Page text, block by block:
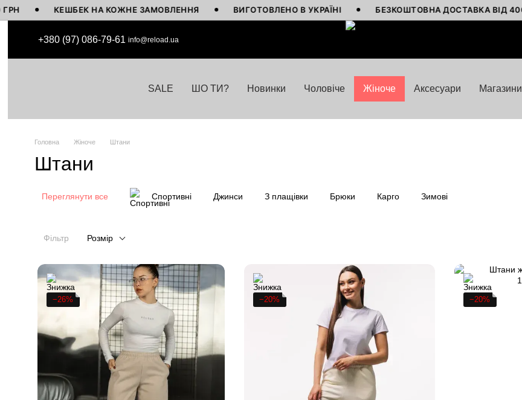
КЕШБЕК НА КОЖНЕ ЗАМОВЛЕННЯ ВИГОТОВЛЕНО В УКРАЇНІ БЕЗКОШТОВНА ДОСТАВКА ВІД 4000 ГРН
+380 (97) 086-79-61 info@reload.ua
SALE ШО ТИ? Новинки Чоловіче Жіноче Аксесуари Магазини
Головна Жіноче Штани
Штани
Переглянути все Спортивні Джинси З плащівки Брюки Карго Зимові
Фільтр Розмір
−26% −20% −20%